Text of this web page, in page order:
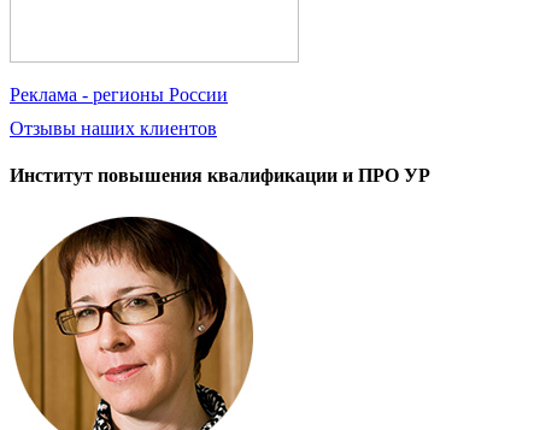
Реклама - регионы России
Отзывы наших клиентов
Институт повышения квалификации и ПРО УР